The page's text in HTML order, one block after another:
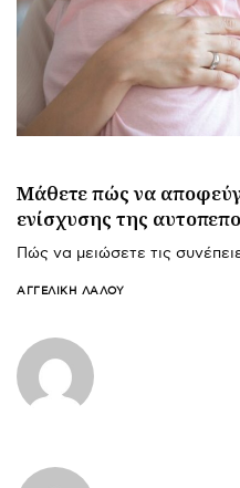
Μάθετε πώς να
ενίσχυσης της
Πώς να μειώσετε τις
ΑΓΓΕΛΙΚΉ ΛΆΛΟΥ